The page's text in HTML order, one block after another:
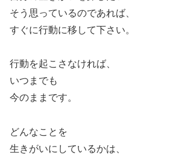
そう思っているのであれば、
すぐに行動に移して下さい。
行動を起こさなければ、
いつまでも
今のままです。
どんなことを
生きがいにしているかは、